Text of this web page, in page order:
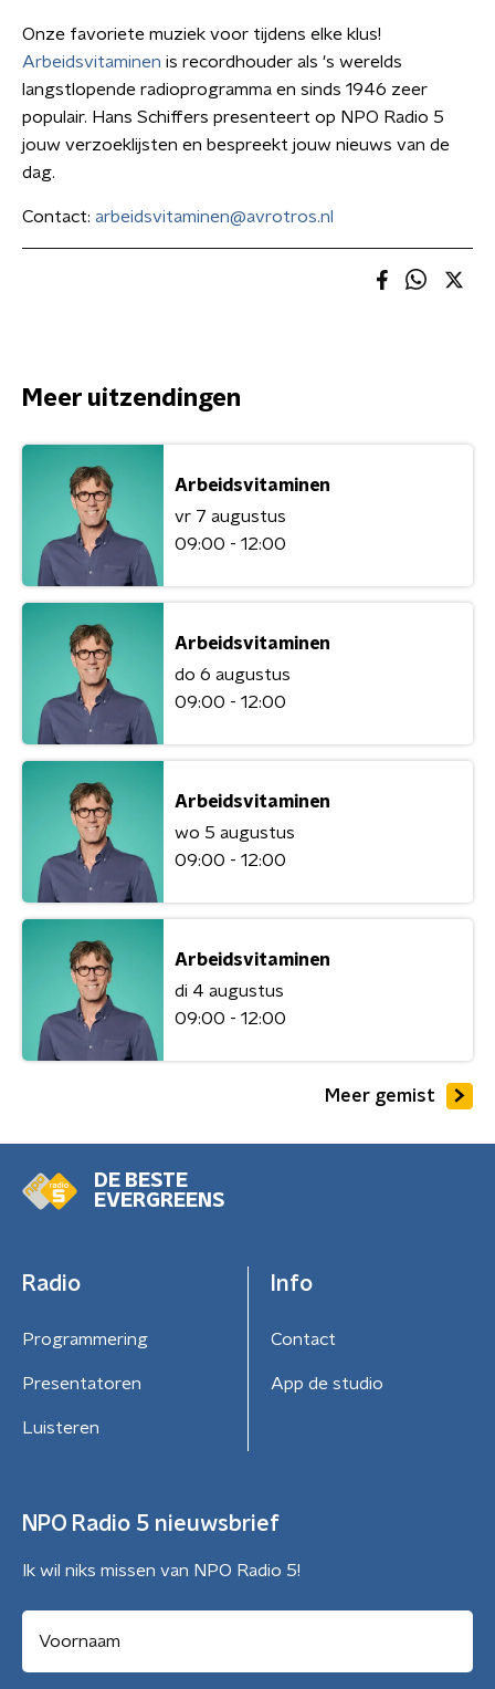
Onze favoriete muziek voor tijdens elke klus!
Arbeidsvitaminen is recordhouder als 's werelds
langstlopende radioprogramma en sinds 1946 zeer
populair. Hans Schiffers presenteert op NPO Radio 5
jouw verzoeklijsten en bespreekt jouw nieuws van de
dag.
Contact: arbeidsvitaminen@avrotros.nl
Meer uitzendingen
Arbeidsvitaminen
vr 7 augustus
09:00 - 12:00
Arbeidsvitaminen
do 6 augustus
09:00 - 12:00
Arbeidsvitaminen
wo 5 augustus
09:00 - 12:00
Arbeidsvitaminen
di 4 augustus
09:00 - 12:00
Meer gemist
DE BESTE
EVERGREENS
Radio
Programmering
Presentatoren
Luisteren
Info
Contact
App de studio
NPO Radio 5 nieuwsbrief
Ik wil niks missen van NPO Radio 5!